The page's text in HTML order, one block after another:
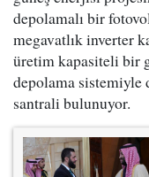
depolamalı bir
megavatlık inverter
üretim kapasiteli bir
depolama sistemiyle
santrali bulunuyor.